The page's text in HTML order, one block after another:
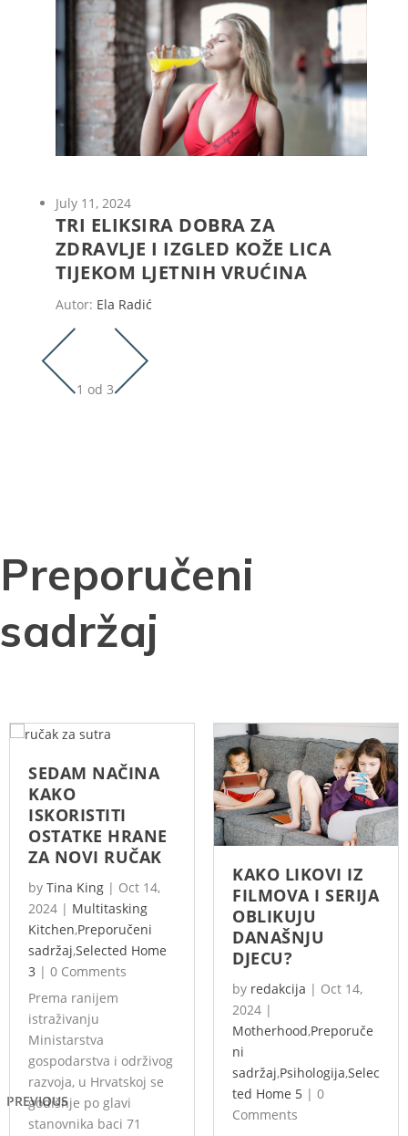
July 11, 2024
TRI ELIKSIRA DOBRA ZA
ZDRAVLJE I IZGLED KOŽE LICA
TIJEKOM LJETNIH VRUĆINA
Autor: Ela Radić
1 od 3
Preporučeni
sadržaj
PREVIOUS
SEDAM NAČINA
KAKO
ISKORISTITI
OSTATKE HRANE
ZA NOVI RUČAK
by Tina King | Oct 14,
2024 | Multitasking
Kitchen,Preporučeni
sadržaj,Selected Home
3 | 0 Comments
Prema ranijem
istraživanju
Ministarstva
gospodarstva i održivog
razvoja, u Hrvatskoj se
godišnje po glavi
stanovnika baci 71
KAKO LIKOVI IZ
FILMOVA I SERIJA
OBLIKUJU
DANAŠNJU
DJECU?
by redakcija | Oct 14,
2024 |
Motherhood,Preporuče
ni
sadržaj,Psihologija,Selec
ted Home 5 | 0
Comments